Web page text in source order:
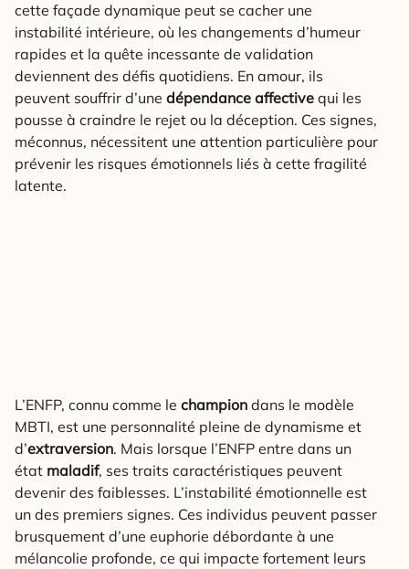
cette façade dynamique peut se cacher une
instabilité intérieure, où les changements d’humeur
rapides et la quête incessante de validation
deviennent des défis quotidiens. En amour, ils
peuvent souffrir d’une dépendance affective qui les
pousse à craindre le rejet ou la déception. Ces signes,
méconnus, nécessitent une attention particulière pour
prévenir les risques émotionnels liés à cette fragilité
latente.
L’ENFP, connu comme le champion dans le modèle
MBTI, est une personnalité pleine de dynamisme et
d’extraversion. Mais lorsque l’ENFP entre dans un
état maladif, ses traits caractéristiques peuvent
devenir des faiblesses. L’instabilité émotionnelle est
un des premiers signes. Ces individus peuvent passer
brusquement d’une euphorie débordante à une
mélancolie profonde, ce qui impacte fortement leurs